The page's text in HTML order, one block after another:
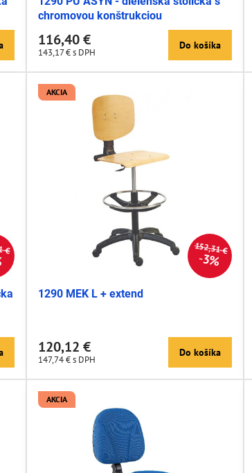
chromovou konštrukciou
116,40 €
143,17 €s DPH
Do košíka
€ 152,31 €
3%
AKCIA
1290 MEK L + extend
120,12 €
147,74 €s DPH
Do košíka
AKCIA